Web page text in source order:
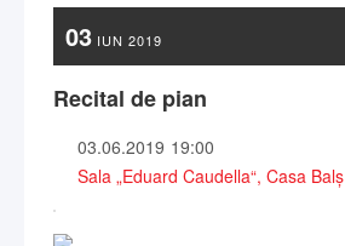
03 IUN 2019
Recital de pian
03.06.2019 19:00
Sala „Eduard Caudella“, Casa Balş